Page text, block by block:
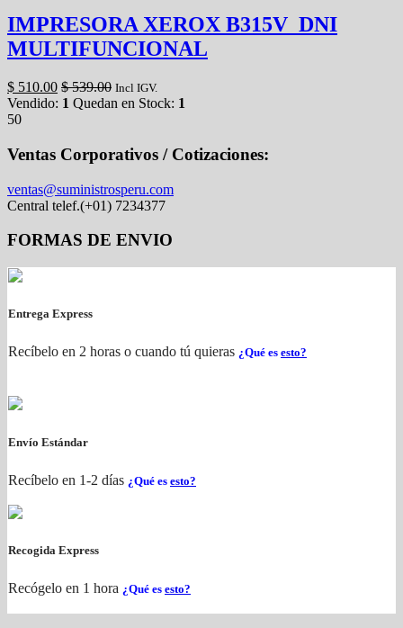
IMPRESORA XEROX B315V_DNI
MULTIFUNCIONAL
$ 510.00 $539.00 Incl IGV.
Vendido: 1 Quedan en Stock: 1
50
Ventas Corporativos / Cotizaciones:
ventas@suministrosperu.com
Central telef.(+01) 7234377
FORMAS DE ENVIO
Entrega Express
Recíbelo en 2 horas o cuando tú quieras ¿Qué es esto?
Envío Estándar
Recíbelo en 1-2 días ¿Qué es esto?
Recogida Express
Recógelo en 1 hora ¿Qué es esto?